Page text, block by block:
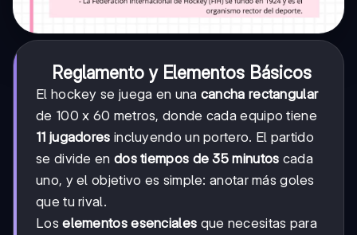
Reglamento y Elementos Básicos
El hockey se juega en una cancha rectangular
de 100 x 60 metros, donde cada equipo tiene
11 jugadores incluyendo un portero. El partido
se divide en dos tiempos de 35 minutos cada
uno, y el objetivo es simple: anotar más goles
que tu rival.
Loselementos esenciales que necesitas para